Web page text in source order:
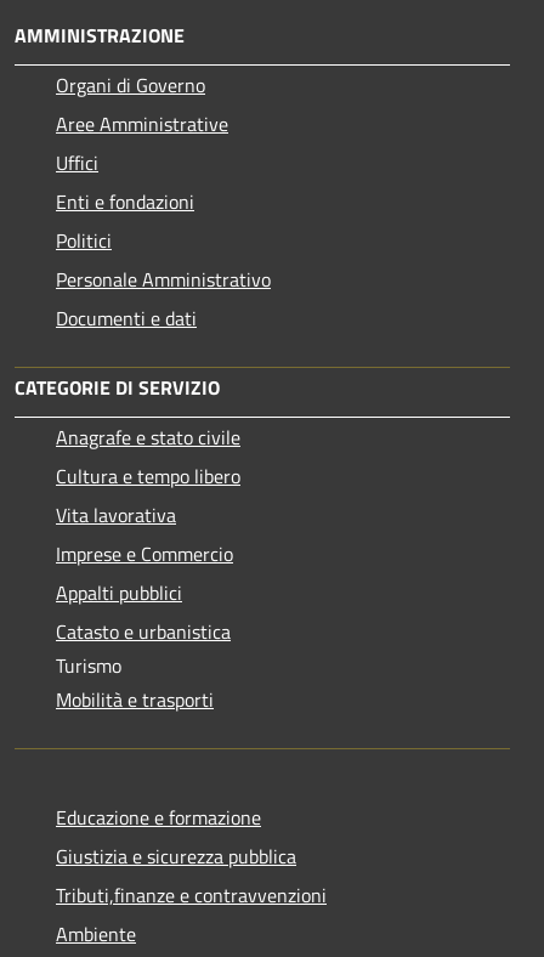
AMMINISTRAZIONE
Organi di Governo
Aree Amministrative
Uffici
Enti e fondazioni
Politici
Personale Amministrativo
Documenti e dati
CATEGORIE DI SERVIZIO
Anagrafe e stato civile
Cultura e tempo libero
Vita lavorativa
Imprese e Commercio
Appalti pubblici
Catasto e urbanistica
Turismo
Mobilità e trasporti
Educazione e formazione
Giustizia e sicurezza pubblica
Tributi,finanze e contravvenzioni
Ambiente